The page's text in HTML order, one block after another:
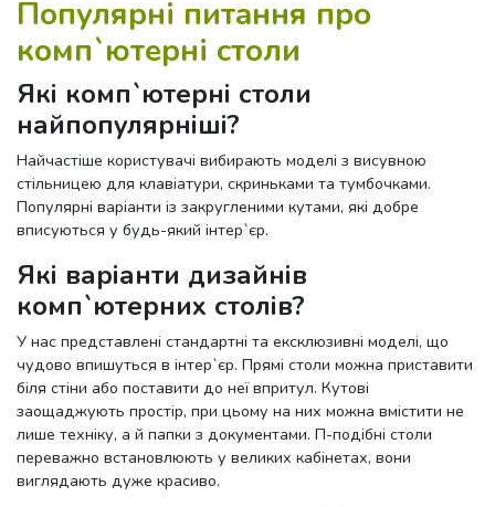
Популярні питання про
комп`ютерні столи
Які комп`ютерні столи
найпопулярніші?
Найчастіше користувачі вибирають моделі з висувною
стільницею для клавіатури, скриньками та тумбочками.
Популярні варіанти із закругленими кутами, які добре
вписуються у будь-який інтер`єр.
Які варіанти дизайнів
комп`ютерних столів?
У нас представлені стандартні та ексклюзивні моделі, що
чудово впишуться в інтер`єр. Прямі столи можна приставити
біля стіни або поставити до неї впритул. Кутові
заощаджують простір, при цьому на них можна вмістити не
лише техніку, а й папки з документами. П-подібні столи
переважно встановлюють у великих кабінетах, вони
виглядають дуже красиво.